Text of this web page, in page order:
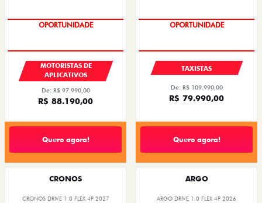
OPORTUNIDADE
MOTORISTAS DE
APLICATIVOS
De: R$ 97.990,00
R$ 88.190,00
Quero agora!
OPORTUNIDADE
TAXISTAS
De: R$ 109.990,00
R$ 79.990,00
Quero agora!
CRONOS
CRONOS DRIVE 1.0 FLEX 4P 2027
ARGO
ARGO DRIVE 1.0 FLEX 4P 2026